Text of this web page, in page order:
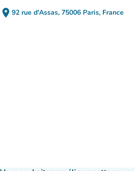
place 92 rue d'Assas, 75006 Paris, France
(ouvrir dans Google
(nouvel onglet)